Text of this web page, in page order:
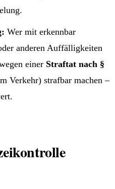
Wer mit erkennbar
anderen Auffälligkeiten
einer Straftat nach §
Verkehr) strafbar machen –